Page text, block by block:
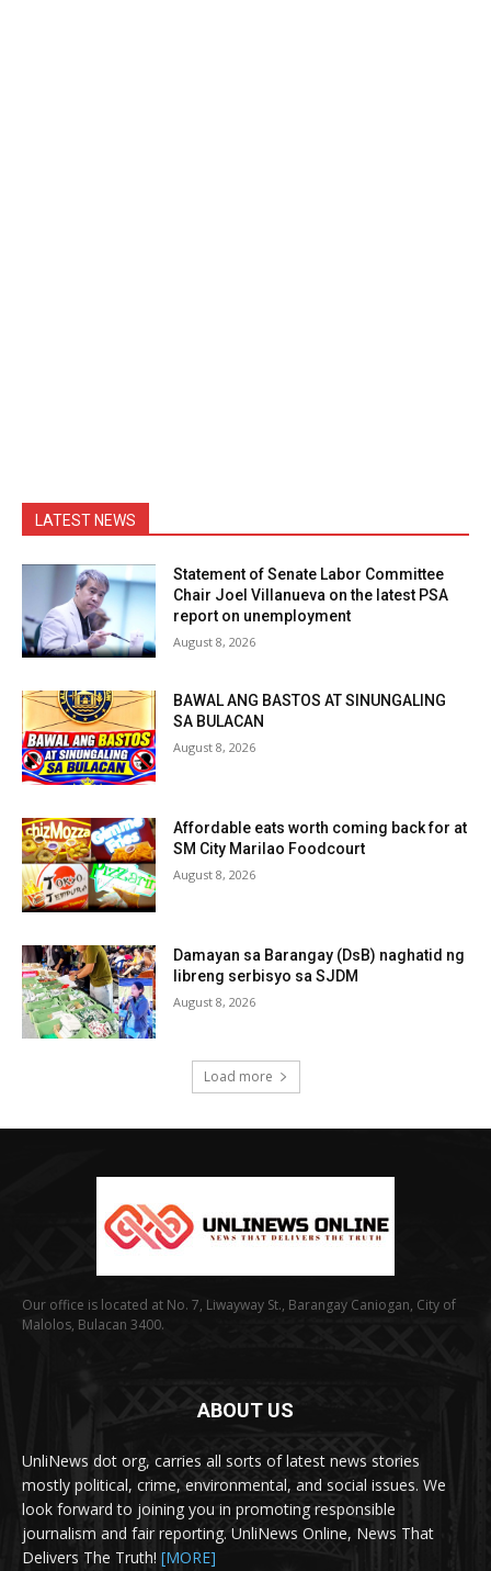
LATEST NEWS
Statement of Senate Labor Committee
Chair Joel Villanueva on the latest PSA
report on unemployment
August 8, 2026
BAWAL ANG BASTOS AT SINUNGALING
SA BULACAN
August 8, 2026
Affordable eats worth coming back for at
SM City Marilao Foodcourt
August 8, 2026
Damayan sa Barangay (DsB) naghatid ng
libreng serbisyo sa SJDM
August 8, 2026
Load more
Our office is located at No. 7, Liwayway St., Barangay Caniogan, City of
Malolos, Bulacan 3400.
ABOUT US
UnliNews dot org, carries all sorts of latest news stories
mostly political, crime, environmental, and social issues. We
look forward to joining you in promoting responsible
journalism and fair reporting. UnliNews Online, News That
Delivers The Truth! [MORE]